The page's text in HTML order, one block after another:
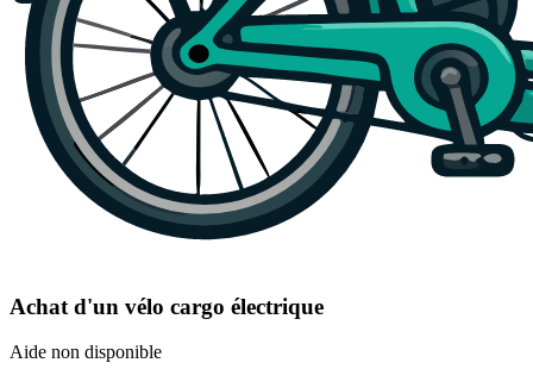
Achat d'un vélo cargo électrique
Aide non disponible